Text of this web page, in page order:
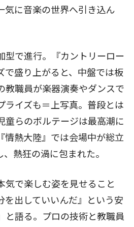
気に音楽の世界へ引き込ん
で進行。『カントリーロー
で盛り上がると、中盤では板
教職員が楽器演奏やダンスで
ライズも＝上写真。普段とは
童らのボルテージは最高潮に
情熱大陸』では会場中が総立
熱狂の渦に包まれた。
で楽しむ姿を見せること
を出していいんだ』という安
と語る。プロの技術と教職員